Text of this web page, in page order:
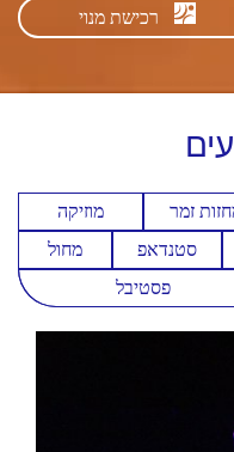
רכישת מנוי
זמר
מוזיקה
סטנדאפ
מחול
פסטיבל